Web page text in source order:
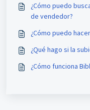
¿Cómo puedo
de vendedor?
¿Cómo puedo
¿Qué hago si la
¿Cómo funciona